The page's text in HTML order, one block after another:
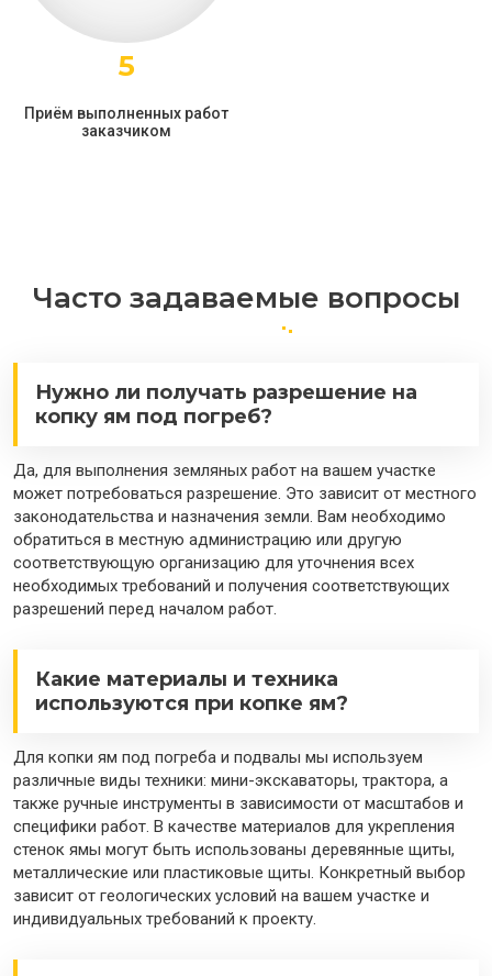
5
Приём выполненных работ
заказчиком
Часто задаваемые вопросы
Нужно ли получать разрешение на
копку ям под погреб?
Да, для выполнения земляных работ на вашем участке
может потребоваться разрешение. Это зависит от местного
законодательства и назначения земли. Вам необходимо
обратиться в местную администрацию или другую
соответствующую организацию для уточнения всех
необходимых требований и получения соответствующих
разрешений перед началом работ.
Какие материалы и техника
используются при копке ям?
Для копки ям под погреба и подвалы мы используем
различные виды техники: мини-экскаваторы, трактора, а
также ручные инструменты в зависимости от масштабов и
специфики работ. В качестве материалов для укрепления
стенок ямы могут быть использованы деревянные щиты,
металлические или пластиковые щиты. Конкретный выбор
зависит от геологических условий на вашем участке и
индивидуальных требований к проекту.